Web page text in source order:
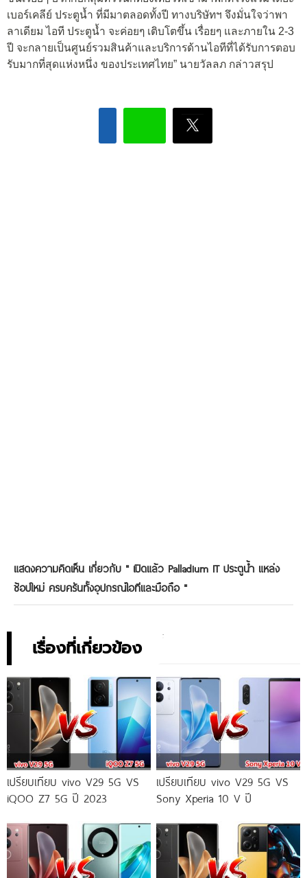
เบอร์เคลีย์ ประตูน้ำ ที่มีมาตลอดทั้งปี ทางบริษัทฯ จึงมั่นใจว่าพา
ลาเดียม ไอที ประตูน้ำ จะค่อยๆ เติบโตขึ้น เรื่อยๆ และภายใน 2-3
ปี จะกลายเป็นศูนย์รวมสินค้าและบริการด้านไอทีที่ได้รับการตอบ
รับมากที่สุดแห่งหนึ่ง ของประเทศไทย” นายวัลลภ กล่าวสรุป
แสดงความคิดเห็น เกี่ยวกับ " เปิดแล้ว Palladium IT ประตูน้ำ แหล่ง
ช้อปใหม่ ครบครันทั้งอุปกรณ์ไอทีและมือถือ"
เรื่องที่เกี่ยวข้อง
เปรียบเทียบ vivo V29 5G VS
iQOO Z7 5G ปี 2023
เปรียบเทียบ vivo V29 5G VS
Sony Xperia 10 V ปี